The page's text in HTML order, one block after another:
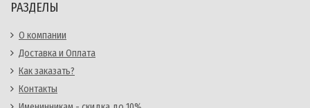
РАЗДЕЛЫ
О компании
Доставка и Оплата
Как заказать?
Контакты